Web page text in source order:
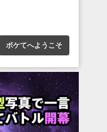
ボケてへようこそ